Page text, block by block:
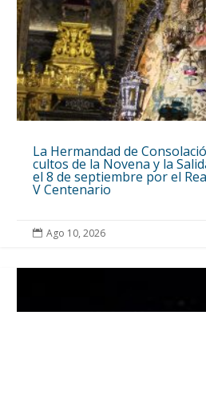
La Hermandad de
cultos de la Novena y la
el 8 de septiembre por el
V Centenario
 Ago 10, 2026